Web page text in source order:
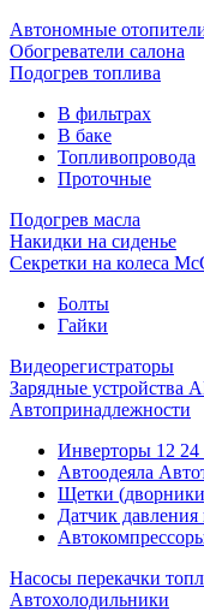
Автономные
Обогреватели салона
Подогрев топлива
В фильтрах
В баке
Топливопровода
Проточные
Подогрев масла
Накидки на сиденье
Секретки на колеса
Болты
Гайки
Видеорегистраторы
Зарядные устройства
Автопринадлежности
Инверторы 12 24
Автоодеяла
Щетки
Датчик
Насосы перекачки
Автохолодильники